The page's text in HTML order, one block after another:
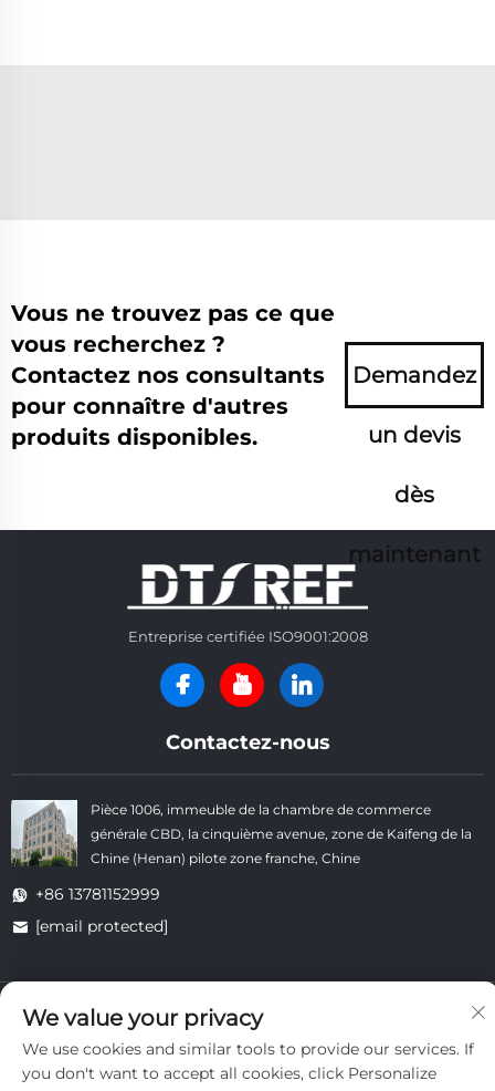
Vous ne trouvez pas ce que
vous recherchez ?
Contactez nos consultants
pour connaître d'autres
produits disponibles.
Demandez
un devis
dès
maintenant
Entreprise certifiée ISO9001:2008
Contactez-nous
Pièce 1006, immeuble de la chambre de commerce
générale CBD, la cinquième avenue, zone de Kaifeng de la
Chine (Henan) pilote zone franche, Chine
+86 13781152999
[email protected]
Droits d'auteur © Kaifeng Datong Refractories Co., Ltd Tous droits
réservés. - Politique de confidentialité
We value your privacy
We use cookies and similar tools to provide our services. If
you don't want to accept all cookies, click Personalize